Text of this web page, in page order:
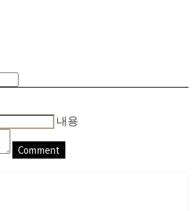
내용
Comment